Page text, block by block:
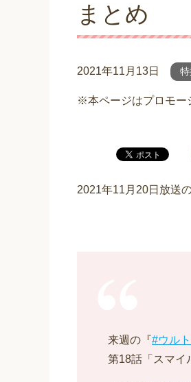
まとめ
2021年11月13日
※本ページはプロモー
2021年11月20日放送
来週の『#ウル
第18話「スマイ